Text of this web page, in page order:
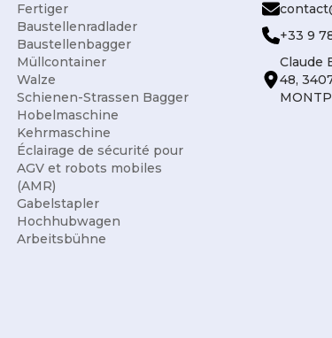
Fertiger
Baustellenradlader
Baustellenbagger
Müllcontainer
Walze
Schienen-Strassen Bagger
Hobelmaschine
Kehrmaschine
Éclairage de sécurité pour
AGV et robots mobiles
(AMR)
Gabelstapler
Hochhubwagen
Arbeitsbühne
+33 9
Claude
48,